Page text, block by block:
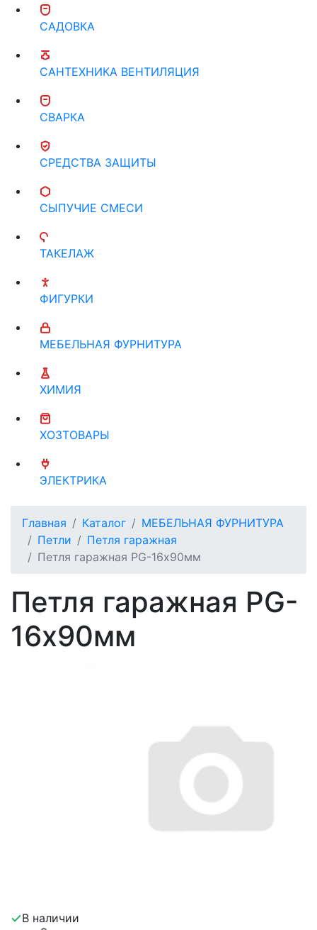
САДОВКА
САНТЕХНИКА ВЕНТИЛЯЦИЯ
СВАРКА
СРЕДСТВА ЗАЩИТЫ
СЫПУЧИЕ СМЕСИ
ТАКЕЛАЖ
ФИГУРКИ
МЕБЕЛЬНАЯ ФУРНИТУРА
ХИМИЯ
ХОЗТОВАРЫ
ЭЛЕКТРИКА
Главная Каталог
МЕБЕЛЬНАЯ ФУРНИТУРА
Петли
Петля гаражная
Петля гаражная PG-16х90мм
Петля гаражная PG-
16х90мм
В наличии